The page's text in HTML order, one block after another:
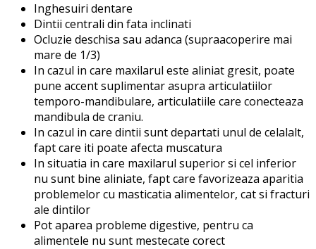
Inghesuiri dentare
Dintii centrali din fata inclinati
Ocluzie deschisa sau adanca (supraacoperire mai
mare de 1/3)
In cazul in care maxilarul este aliniat gresit, poate
pune accent suplimentar asupra articulatiilor
temporo-mandibulare, articulatiile care conecteaza
mandibula de craniu.
In cazul in care dintii sunt departati unul de celalalt,
fapt care iti poate afecta muscatura
In situatia in care maxilarul superior si cel inferior
nu sunt bine aliniate, fapt care favorizeaza aparitia
problemelor cu masticatia alimentelor, cat si fracturi
ale dintilor
Pot aparea probleme digestive, pentru ca
alimentele nu sunt mestecate corect